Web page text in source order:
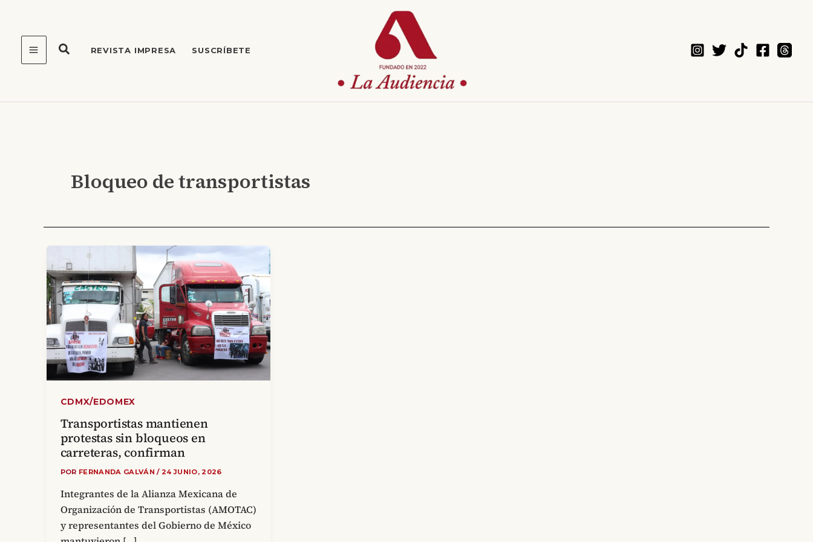
contenido
REVISTA IMPRESA SUSCRÍBETE
Bloqueo de transportistas
CDMX/EDOMEX
Transportistas mantienen
protestas sin bloqueos en
carreteras, confirman
POR FERNANDA GALVÁN/ 24 JUNIO, 2026
Integrantes de la Alianza Mexicana de
Organización de Transportistas (AMOTAC)
y representantes del Gobierno de México